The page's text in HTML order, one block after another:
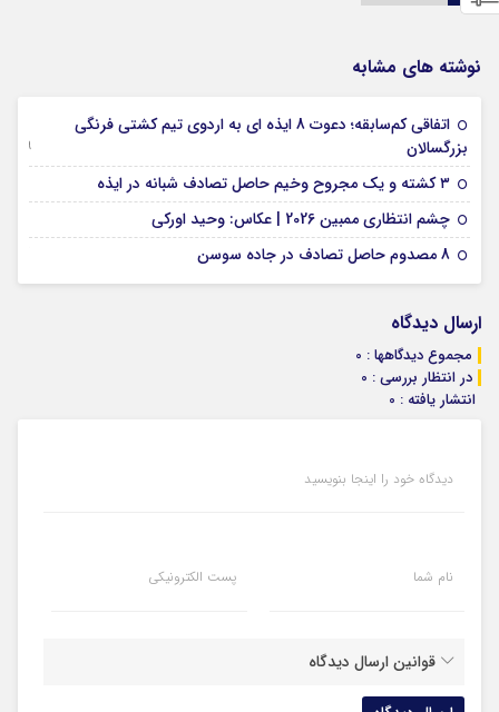
نوشته های مشابه
اتفاقی کم‌سابقه؛ دعوت 8 ایذه ای به اردوی تیم کشتی فرنگی
بزرگسالان
09 جولای 2026
۳ کشته و یک مجروح وخیم حاصل تصادف شبانه در ایذه
چشم انتظاری ممبین 2026 | عکاس: وحید اورکی
8 مصدوم حاصل تصادف در جاده سوسن
ارسال دیدگاه
مجموع دیدگاهها : 0
در انتظار بررسی : 0
انتشار یافته : 0
دیدگاه خود را اینجا بنویسید
نام شما پست الکترونیکی
قوانین ارسال دیدگاه